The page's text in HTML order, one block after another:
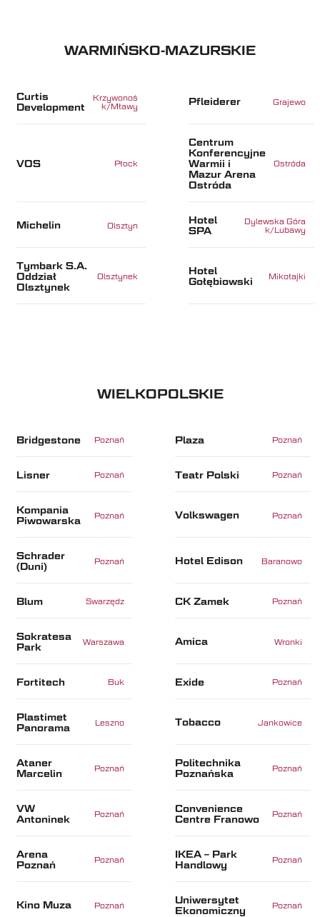
WARMIŃSKO-MAZURSKIE
Curtis
Development
Krzywonoś
k/Mławy
Pfleiderer Grajewo
VOS Płock
Centrum
Konferencyjne
Warmii i
Mazur Arena
Ostróda
Ostróda
Michelin Olsztyn
Hotel
SPA
Dylewska Góra
k/Lubawy
Tymbark S.A.
Oddział
Olsztynek
Olsztynek
Hotel
Gołębiowski
Mikołajki
WIELKOPOLSKIE
Bridgestone Poznań Plaza Poznań
Lisner Poznań Teatr Polski Poznań
Kompania
Piwowarska
Poznań Volkswagen Poznań
Schrader
(Duni)
Poznań Hotel Edison Baranowo
Blum Swarzędz CK Zamek Poznań
Sokratesa
Park
Warszawa Amica Wronki
Fortitech Buk Exide Poznań
Plastimet
Panorama
Leszno Tobacco Jankowice
Ataner
Marcelin
Poznań
Politechnika
Poznańska
Poznań
VW
Antoninek
Poznań
Convenience
Centre Franowo
Poznań
Arena
Poznań
Poznań
IKEA – Park
Handlowy
Poznań
Kino Muza Poznań
Uniwersytet
Ekonomiczny
Poznań